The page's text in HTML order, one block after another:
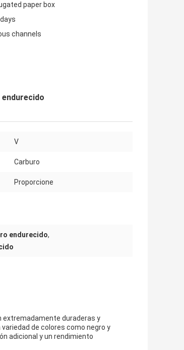
paper box
channels
V
Carburo
Proporcione
endurecido,
extremadamente duraderas y
de colores como negro y
adicional y un rendimiento